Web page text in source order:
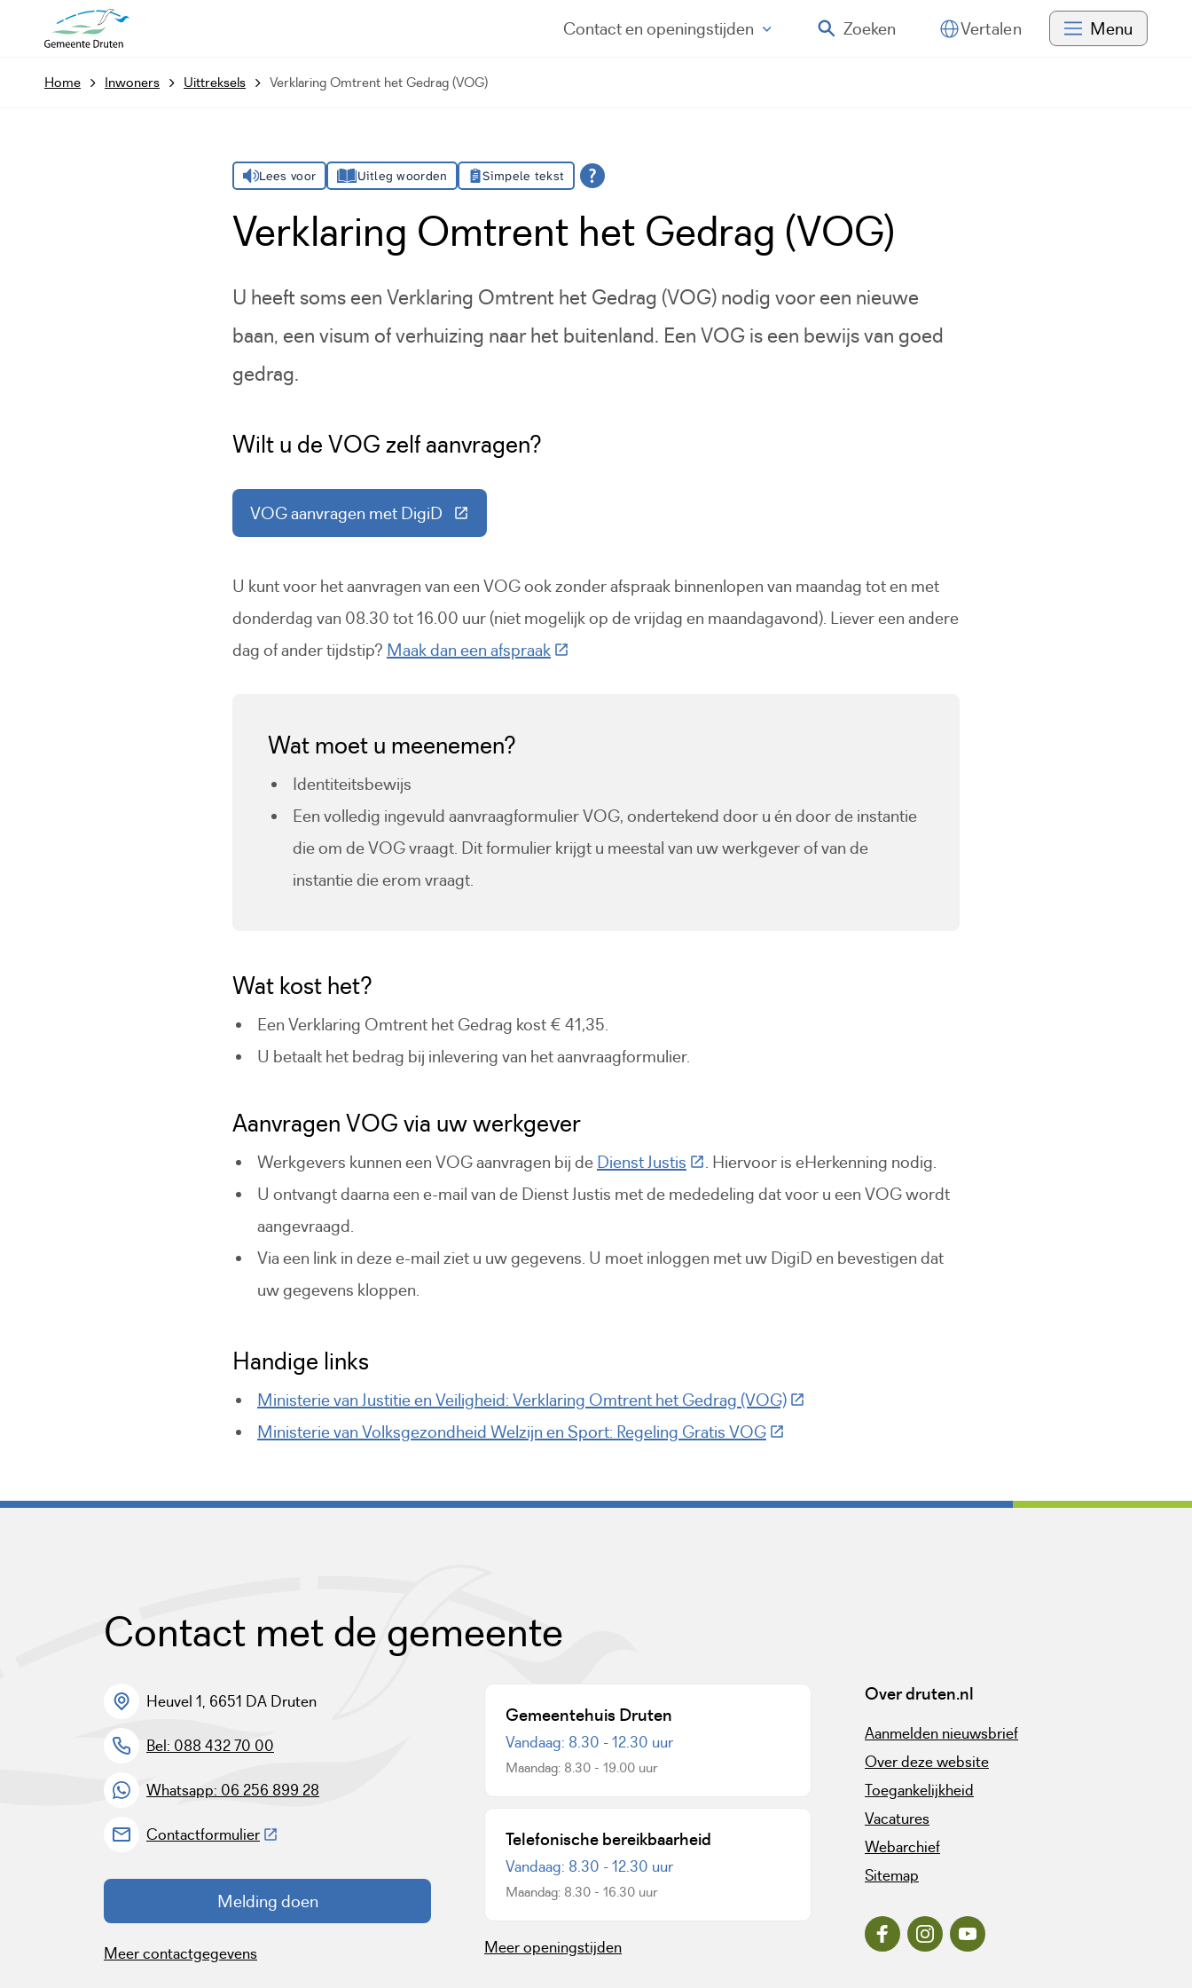
Contacten openingstijden Zoeken Vertalen Menu
Home Inwoners Uittreksels Verklaring Omtrent het Gedrag (VOG)
Lees voor Uitleg woorden Simpele tekst
Verklaring Omtrent het Gedrag (VOG)
U heeft soms een Verklaring Omtrent het Gedrag (VOG) nodig voor een nieuwe
baan, een visum of verhuizing naar het buitenland. Een VOG is een bewijs van goed
gedrag.
Wilt u de VOG zelf aanvragen?
VOG aanvragen met DigiD(Deze link gaat naar een externe website)
U kunt voor het aanvragen van een VOG ook zonder afspraak binnenlopen van maandag tot en met
donderdag van 08.30 tot 16.00 uur (niet mogelijk op de vrijdag en maandagavond). Liever een andere
dag of ander tijdstip? Maak dan een afspraak(Deze link gaat naar een externe website)
Wat moet u meenemen?
Identiteitsbewijs
Een volledig ingevuld aanvraagformulier VOG, ondertekend door u én door de instantie
die om de VOG vraagt. Dit formulier krijgt u meestal van uw werkgever of van de
instantie die erom vraagt.
Wat kost het?
Een Verklaring Omtrent het Gedrag kost € 41,35.
U betaalt het bedrag bij inlevering van het aanvraagformulier.
Aanvragen VOG via uw werkgever
Werkgevers kunnen een VOG aanvragen bij de Dienst Justis (Deze link gaat naar een externe website)
. Hiervoor is eHerkenning nodig.
U ontvangt daarna een e-mail van de Dienst Justis met de mededeling dat voor u een VOG wordt
aangevraagd.
Via een link in deze e-mail ziet u uw gegevens. U moet inloggen met uw DigiD en bevestigen dat
uw gegevens kloppen.
Handige links
Ministerie van Justitie en Veiligheid: Verklaring Omtrent het Gedrag (VOG)(Deze link gaat naar een externe website)
Ministerie van Volksgezondheid Welzijn en Sport: Regeling Gratis VOG(Deze link gaat naar een externe website)
Contact met de gemeente
Heuvel 1, 6651 DA Druten
Bel: 088 432 70 00
Whatsapp: 06 256 899 28
Contactformulier(Deze link gaat naar een externe website)
Melding doen
Meer contactgegevens
Gemeentehuis Druten
Vandaag: 8.30 - 12.30 uur
Maandag: 8.30 - 19.00 uur
Telefonische bereikbaarheid
Vandaag: 8.30 - 12.30 uur
Maandag: 8.30 - 16.30 uur
Meer openingstijden
Over druten.nl
Aanmelden nieuwsbrief
Over deze website
Toegankelijkheid
Vacatures
Webarchief
Sitemap